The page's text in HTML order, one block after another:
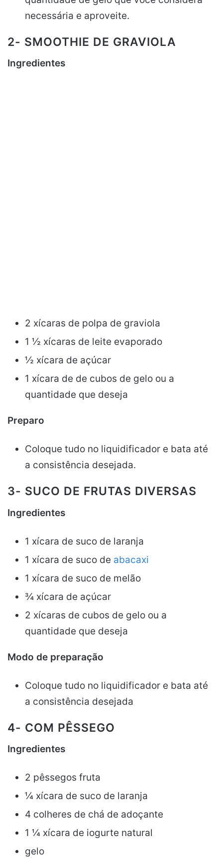
necessária e aproveite.
2- SMOOTHIE DE GRAVIOLA
Ingredientes
2 xícaras de polpa de graviola
1 ½ xícaras de leite evaporado
½ xícara de açúcar
1 xícara de de cubos de gelo ou a
quantidade que deseja
Preparo
Coloque tudo no liquidificador e bata até
a consistência desejada.
3- SUCO DE FRUTAS DIVERSAS
Ingredientes
1 xícara de suco de laranja
1 xícara de suco de abacaxi
1 xícara de suco de melão
¾ xícara de açúcar
2 xícaras de cubos de gelo ou a
quantidade que deseja
Modo de preparação
Coloque tudo no liquidificador e bata até
a consistência desejada
4- COM PÊSSEGO
Ingredientes
2 pêssegos fruta
¼ xícara de suco de laranja
4 colheres de chá de adoçante
1 ¼ xícara de iogurte natural
gelo